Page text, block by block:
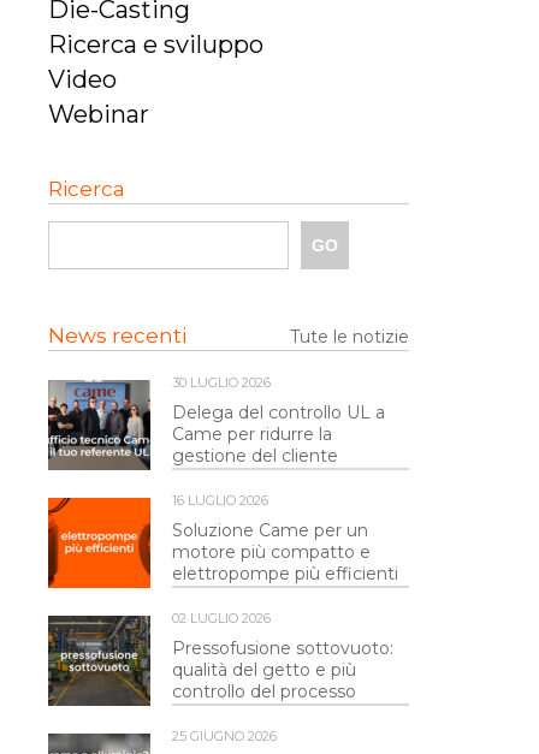
Die-Casting
Ricerca e sviluppo
Video
Webinar
Ricerca
News recenti Tute le notizie
30 LUGLIO 2026
Delega del controllo UL a
Came per ridurre la
gestione del cliente
16 LUGLIO 2026
Soluzione Came per un
motore più compatto e
elettropompe più efficienti
02 LUGLIO 2026
Pressofusione sottovuoto:
qualità del getto e più
controllo del processo
25 GIUGNO 2026